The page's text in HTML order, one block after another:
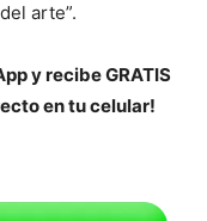
arte”.
y recibe GRATIS
en tu celular!